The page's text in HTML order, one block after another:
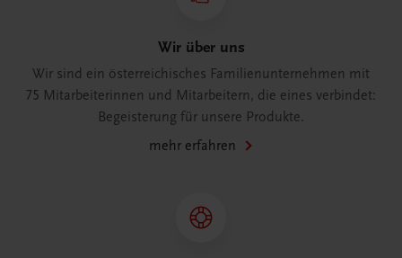
Wir über uns
Wir sind ein österreichisches Familienunternehmen mit
75 Mitarbeiterinnen und Mitarbeitern, die eines verbindet:
Begeisterung für unsere Produkte.
mehr erfahren